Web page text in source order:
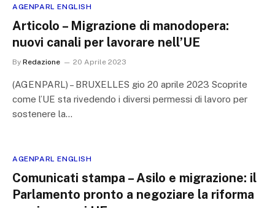
AGENPARL ENGLISH
Articolo – Migrazione di manodopera:
nuovi canali per lavorare nell’UE
By Redazione 20 Aprile 2023
(AGENPARL) – BRUXELLES gio 20 aprile 2023 Scoprite
come l’UE sta rivedendo i diversi permessi di lavoro per
sostenere la…
AGENPARL ENGLISH
Comunicati stampa – Asilo e migrazione: il
Parlamento pronto a negoziare la riforma